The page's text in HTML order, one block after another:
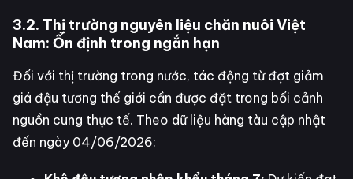
3.2. Thị trường nguyên liệu chăn nuôi Việt
Nam: Ổn định trong ngắn hạn
Đối với thị trường trong nước, tác động từ đợt giảm
giá đậu tương thế giới cần được đặt trong bối cảnh
nguồn cung thực tế. Theo dữ liệu hàng tàu cập nhật
đến ngày 04/06/2026: